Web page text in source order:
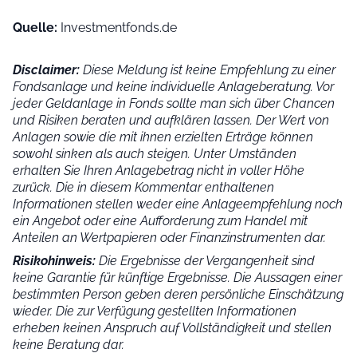
Quelle: Investmentfonds.de
Disclaimer: Diese Meldung ist keine Empfehlung zu einer
Fondsanlage und keine individuelle Anlageberatung. Vor
jeder Geldanlage in Fonds sollte man sich über Chancen
und Risiken beraten und aufklären lassen. Der Wert von
Anlagen sowie die mit ihnen erzielten Erträge können
sowohl sinken als auch steigen. Unter Umständen
erhalten Sie Ihren Anlagebetrag nicht in voller Höhe
zurück. Die in diesem Kommentar enthaltenen
Informationen stellen weder eine Anlageempfehlung noch
ein Angebot oder eine Aufforderung zum Handel mit
Anteilen an Wertpapieren oder Finanzinstrumenten dar.
Risikohinweis: Die Ergebnisse der Vergangenheit sind
keine Garantie für künftige Ergebnisse. Die Aussagen einer
bestimmten Person geben deren persönliche Einschätzung
wieder. Die zur Verfügung gestellten Informationen
erheben keinen Anspruch auf Vollständigkeit und stellen
keine Beratung dar.